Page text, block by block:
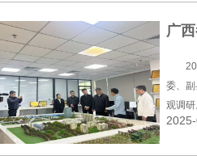
广
委、
观调研